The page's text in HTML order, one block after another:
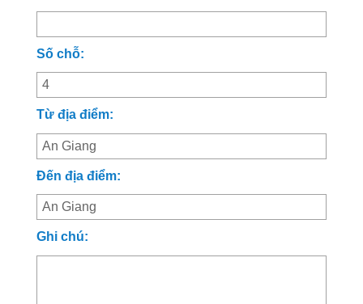
Số chỗ:
Từ địa điểm:
Đến địa điểm:
Ghi chú: